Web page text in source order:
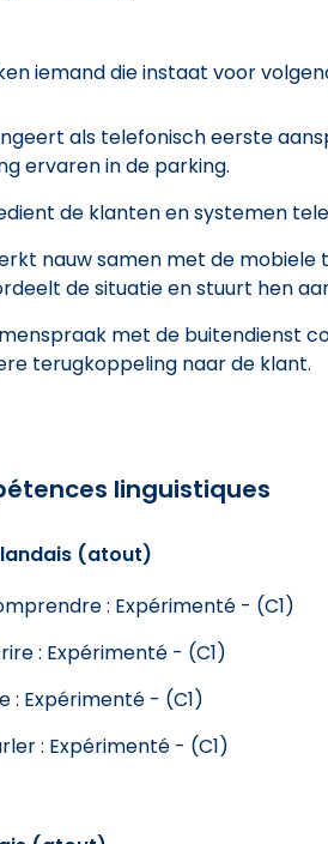
iemand die instaat voor
als telefonisch eerste
ervaren in de parking.
de klanten en systemen
nauw samen met de
de situatie en stuurt hen
met de buitendienst
terugkoppeling naar de klant.
linguistiques
(atout)
: Expérimenté - (C1)
: Expérimenté - (C1)
: Expérimenté - (C1)
: Expérimenté - (C1)